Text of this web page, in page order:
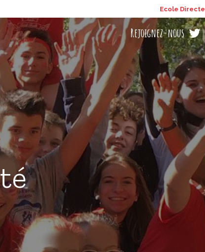
Ecole Directe